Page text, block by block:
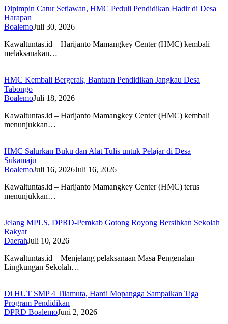
Dipimpin Catur Setiawan, HMC Peduli Pendidikan Hadir di Desa
Harapan
BoalemoJuli 30, 2026
Kawaltuntas.id – Harijanto Mamangkey Center (HMC) kembali
melaksanakan…
HMC Kembali Bergerak, Bantuan Pendidikan Jangkau Desa
Tabongo
BoalemoJuli 18, 2026
Kawaltuntas.id – Harijanto Mamangkey Center (HMC) kembali
menunjukkan…
HMC Salurkan Buku dan Alat Tulis untuk Pelajar di Desa
Sukamaju
BoalemoJuli 16, 2026Juli 16, 2026
Kawaltuntas.id – Harijanto Mamangkey Center (HMC) terus
menunjukkan…
Jelang MPLS, DPRD-Pemkab Gotong Royong Bersihkan Sekolah
Rakyat
DaerahJuli 10, 2026
Kawaltuntas.id – Menjelang pelaksanaan Masa Pengenalan
Lingkungan Sekolah…
Di HUT SMP 4 Tilamuta, Hardi Mopangga Sampaikan Tiga
Program Pendidikan
DPRD BoalemoJuni 2, 2026